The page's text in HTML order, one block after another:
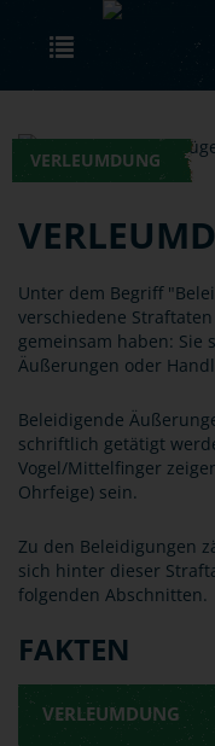
Skip to main content
VERLEUMDUNG
Unter dem Begriff
verschiedene
gemeinsam haben: Sie
Äußerungen oder
Beleidigende
schriftlich getätigt
Vogel/Mittelfinger
Ohrfeige) sein.
Zu den Beleidigungen
sich hinter dieser
folgenden Abschnitten.
FAKTEN
VERLEUMDUNG